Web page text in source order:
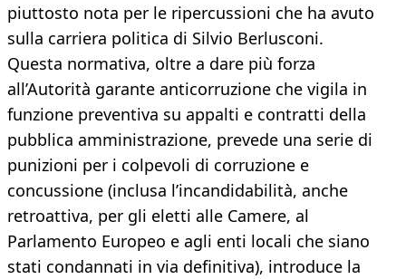
piuttosto nota per le ripercussioni che ha avuto
sulla carriera politica di Silvio Berlusconi.
Questa normativa, oltre a dare più forza
all’Autorità garante anticorruzione che vigila in
funzione preventiva su appalti e contratti della
pubblica amministrazione, prevede una serie di
punizioni per i colpevoli di corruzione e
concussione (inclusa l’incandidabilità, anche
retroattiva, per gli eletti alle Camere, al
Parlamento Europeo e agli enti locali che siano
stati condannati in via definitiva), introduce la